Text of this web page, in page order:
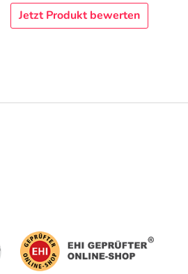
Jetzt Produkt bewerten